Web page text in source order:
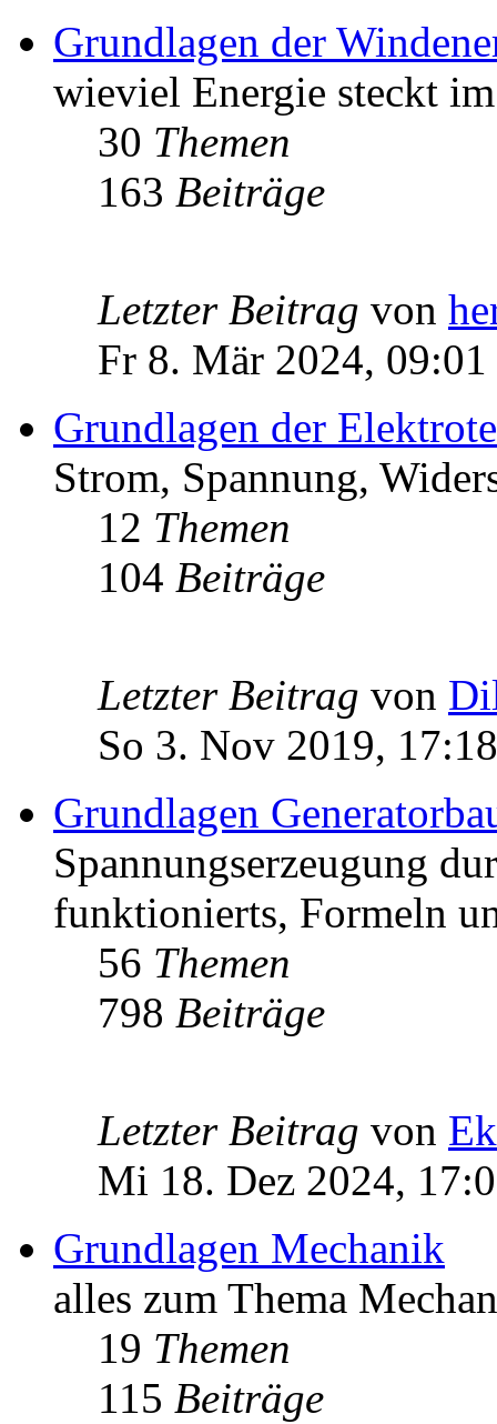
Grundlagen der
wieviel Energie steckt
30 Themen
163 Beiträge
Letzter Beitrag von
Fr 8. Mär 2024, 09:01
Grundlagen der
Strom, Spannung,
12 Themen
104 Beiträge
Letzter Beitrag von
So 3. Nov 2019, 17:18
Grundlagen
Spannungserzeugung
funktionierts, Formeln
56 Themen
798 Beiträge
Letzter Beitrag von
Mi 18. Dez 2024,
Grundlagen Mechanik
alles zum Thema
19 Themen
115 Beiträge